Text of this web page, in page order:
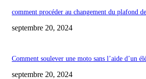
comment procéder au changement du plafond
septembre 20, 2024
Comment soulever une moto sans l’aide d’un
septembre 20, 2024